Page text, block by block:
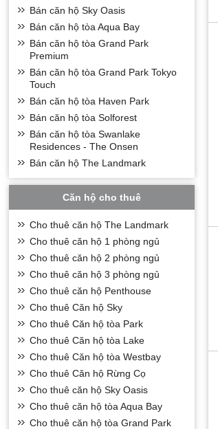
Bán căn hộ Sky Oasis
Bán căn hộ tòa Aqua Bay
Bán căn hộ tòa Grand Park
Premium
Bán căn hộ tòa Grand Park Tokyo
Touch
Bán căn hộ tòa Haven Park
Bán căn hộ tòa Solforest
Bán căn hộ tòa Swanlake
Residences - The Onsen
Bán căn hộ The Landmark
Căn hộ cho thuê
Cho thuê căn hộ The Landmark
Cho thuê căn hộ 1 phòng ngủ
Cho thuê căn hộ 2 phòng ngủ
Cho thuê căn hộ 3 phòng ngủ
Cho thuê căn hộ Penthouse
Cho thuê Căn hộ Sky
Cho thuê Căn hộ tòa Park
Cho thuê Căn hộ tòa Lake
Cho thuê Căn hộ tòa Westbay
Cho thuê Căn hộ Rừng Cọ
Cho thuê căn hộ Sky Oasis
Cho thuê căn hộ tòa Aqua Bay
Cho thuê căn hộ tòa Grand Park